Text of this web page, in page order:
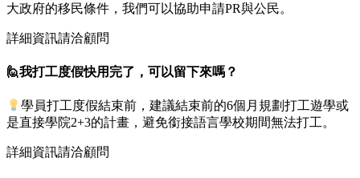
大政府的移民條件，我們可以協助申請PR與公民。
詳細資訊請洽顧問
🙋我打工度假快用完了，可以留下來嗎？
學員打工度假結束前，建議結束前的6個月規劃打工遊學或
是直接學院2+3的計畫，避免銜接語言學校期間無法打工。
詳細資訊請洽顧問